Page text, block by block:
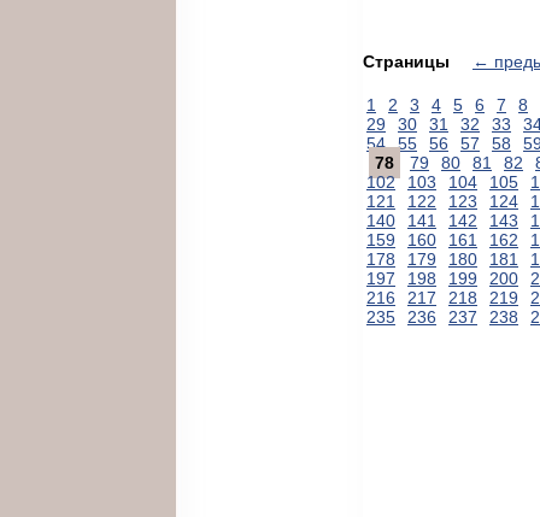
Страницы ←
1 2 3 4 5 6 7
8
29
30 31 32 33
54
55 56 57 58
78
79 80 81 82
102
103 104 105
121
122 123 124
140
141 142 143
159
160 161 162
178
179 180 181
197
198 199 200
216
217 218 219
235
236 237 238